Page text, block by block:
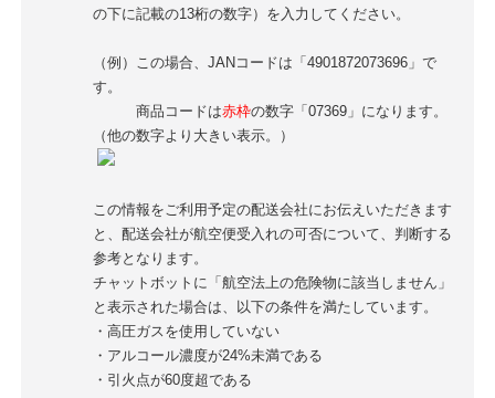
の下に記載の13桁の数字）を入力してください。
（例）この場合、JANコードは「4901872073696」で
す。
商品コードは赤枠の数字「07369」になります。
（他の数字より大きい表示。）
この情報をご利用予定の配送会社にお伝えいただきます
と、配送会社が航空便受入れの可否について、判断する
参考となります。
チャットボットに「航空法上の危険物に該当しません」
と表示された場合は、以下の条件を満たしています。
・高圧ガスを使用していない
・アルコール濃度が24%未満である
・引火点が60度超である